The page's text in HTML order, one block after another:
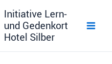
Initiative Lern-
und Gedenkort
Hotel Silber